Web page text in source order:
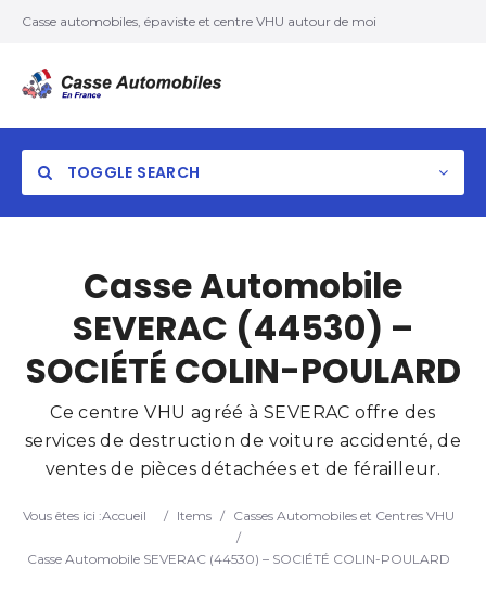
Casse automobiles, épaviste et centre VHU autour de moi
TOGGLE SEARCH
Search
Casse Automobile
SEVERAC (44530) –
SOCIÉTÉ COLIN-POULARD
Ce centre VHU agréé à SEVERAC offre des
services de destruction de voiture accidenté, de
ventes de pièces détachées et de férailleur.
Vous êtes ici :Accueil / Items / Casses Automobiles et Centres VHU
/
Casse Automobile SEVERAC (44530) – SOCIÉTÉ COLIN-POULARD